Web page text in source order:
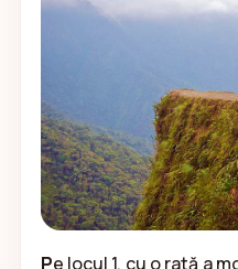
Pe locul 1, cu o rată a